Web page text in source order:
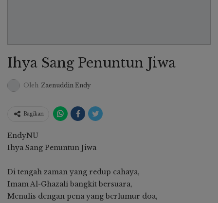
Ihya Sang Penuntun Jiwa
Oleh Zaenuddin Endy
Bagikan
EndyNU
Ihya Sang Penuntun Jiwa
Di tengah zaman yang redup cahaya,
Imam Al-Ghazali bangkit bersuara,
Menulis dengan pena yang berlumur doa,